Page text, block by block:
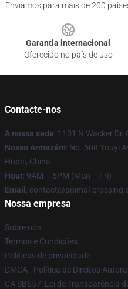
Enviamos para mais de 200
Garantia internacional
Oferecido no país de uso
Contacte-nos
A nossa sede: 1101 N Wacker Dr,
Nosso Armazém: No. 508 Youyi
Hubei, China
Hour: 9AM – 5PM (Mon – Fri)
Email : contact@animal-
Nossa empresa
Sobre nós
Termos e Condições
Políticas de privacidade
DMCA - Política de Direitos
CA SB657: Lei de Transparência